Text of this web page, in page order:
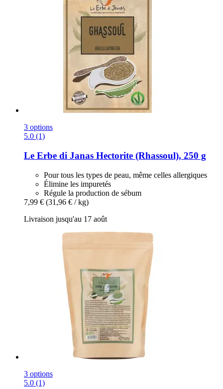
3 options
5.0 (1)
Le Erbe di Janas Hectorite (Rhassoul), 250 g
Pour tous les types de peau, même celles allergiques
Élimine les impuretés
Régule la production de sébum
7,99 € (31,96 € / kg)
Livraison jusqu'au 17 août
3 options
5.0 (1)